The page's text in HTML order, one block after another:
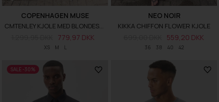
XS M L
COPENHAGEN MUSE
CMTENLEY KJOLE MED BLONDESKØRT
779,97 DKK
36 38 40 42
NEO NOIR
KIKKA CHIFFON FLOWER KJOLE
559,20 DKK
SALE -30%